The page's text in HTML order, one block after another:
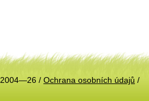
2004—26 / Ochrana osobních údajů /